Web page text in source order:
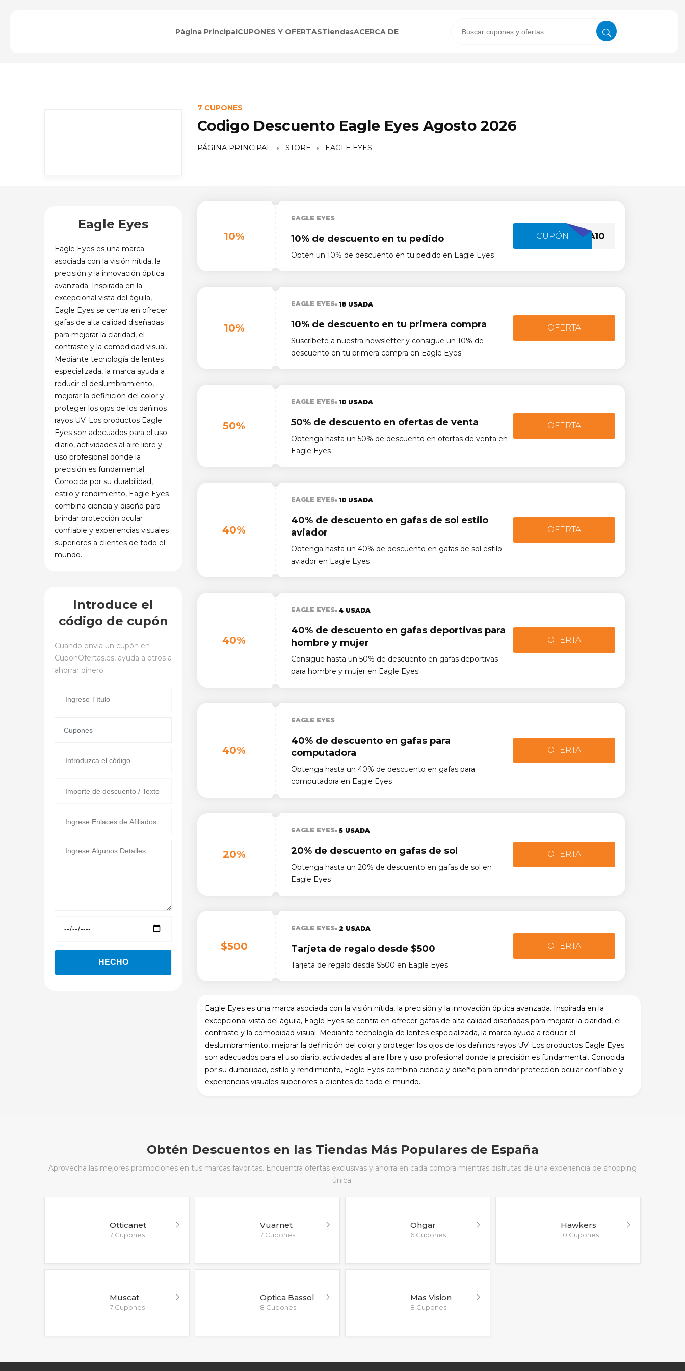
Página PrincipalCUPONES Y OFERTASTiendasACERCA DE
7 CUPONES
Codigo Descuento Eagle Eyes Agosto 2026
PÁGINA PRINCIPAL STORE EAGLE EYES
10%
EAGLE EYES
10% de descuento en tu pedido
Obtén un 10% de descuento en tu pedido en Eagle Eyes
CUPÓNAGUILA10
10%
EAGLE EYES 18 USADA
10% de descuento en tu primera compra
Suscríbete a nuestra newsletter y consigue un 10% de
descuento en tu primera compra en Eagle Eyes
OFERTA
50%
EAGLE EYES 10 USADA
50% de descuento en ofertas de venta
Obtenga hasta un 50% de descuento en ofertas de venta en
Eagle Eyes
OFERTA
40%
EAGLE EYES 10 USADA
40% de descuento en gafas de sol estilo
aviador
Obtenga hasta un 40% de descuento en gafas de sol estilo
aviador en Eagle Eyes
OFERTA
40%
EAGLE EYES 4 USADA
40% de descuento en gafas deportivas para
hombre y mujer
Consigue hasta un 50% de descuento en gafas deportivas
para hombre y mujer en Eagle Eyes
OFERTA
40%
EAGLE EYES
40% de descuento en gafas para
computadora
Obtenga hasta un 40% de descuento en gafas para
computadora en Eagle Eyes
OFERTA
20%
EAGLE EYES 5 USADA
20% de descuento en gafas de sol
Obtenga hasta un 20% de descuento en gafas de sol en
Eagle Eyes
OFERTA
$500
EAGLE EYES 2 USADA
Tarjeta de regalo desde $500
Tarjeta de regalo desde $500 en Eagle Eyes
OFERTA
Eagle Eyes es una marca asociada con la visión nítida, la precisión y la innovación óptica avanzada. Inspirada en la
excepcional vista del águila, Eagle Eyes se centra en ofrecer gafas de alta calidad diseñadas para mejorar la claridad, el
contraste y la comodidad visual. Mediante tecnología de lentes especializada, la marca ayuda a reducir el
deslumbramiento, mejorar la definición del color y proteger los ojos de los dañinos rayos UV. Los productos Eagle Eyes
son adecuados para el uso diario, actividades al aire libre y uso profesional donde la precisión es fundamental. Conocida
por su durabilidad, estilo y rendimiento, Eagle Eyes combina ciencia y diseño para brindar protección ocular confiable y
experiencias visuales superiores a clientes de todo el mundo.
Eagle Eyes
Eagle Eyes es una marca
asociada con la visión nítida, la
precisión y la innovación óptica
avanzada. Inspirada en la
excepcional vista del águila,
Eagle Eyes se centra en ofrecer
gafas de alta calidad diseñadas
para mejorar la claridad, el
contraste y la comodidad visual.
Mediante tecnología de lentes
especializada, la marca ayuda a
reducir el deslumbramiento,
mejorar la definición del color y
proteger los ojos de los dañinos
rayos UV. Los productos Eagle
Eyes son adecuados para el uso
diario, actividades al aire libre y
uso profesional donde la
precisión es fundamental.
Conocida por su durabilidad,
estilo y rendimiento, Eagle Eyes
combina ciencia y diseño para
brindar protección ocular
confiable y experiencias visuales
superiores a clientes de todo el
mundo.
Introduce el
código de cupón
Cuando envía un cupón en
CuponOfertas.es, ayuda a otros a
ahorrar dinero.
Obtén Descuentos en las Tiendas Más Populares de España
Aprovecha las mejores promociones en tus marcas favoritas. Encuentra ofertas exclusivas y ahorra en cada compra mientras disfrutas de una experiencia de shopping
única.
Otticanet
7 Cupones
Vuarnet
7 Cupones
Ohgar
6 Cupones
Hawkers
10 Cupones
Muscat
7 Cupones
Optica Bassol
8 Cupones
Mas Vision
8 Cupones